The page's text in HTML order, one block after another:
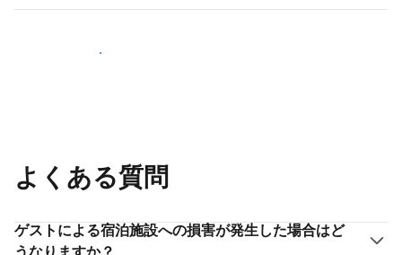
ホストとして登録する
よくある質問
ゲストによる宿泊施設への損害が発生した場合はど